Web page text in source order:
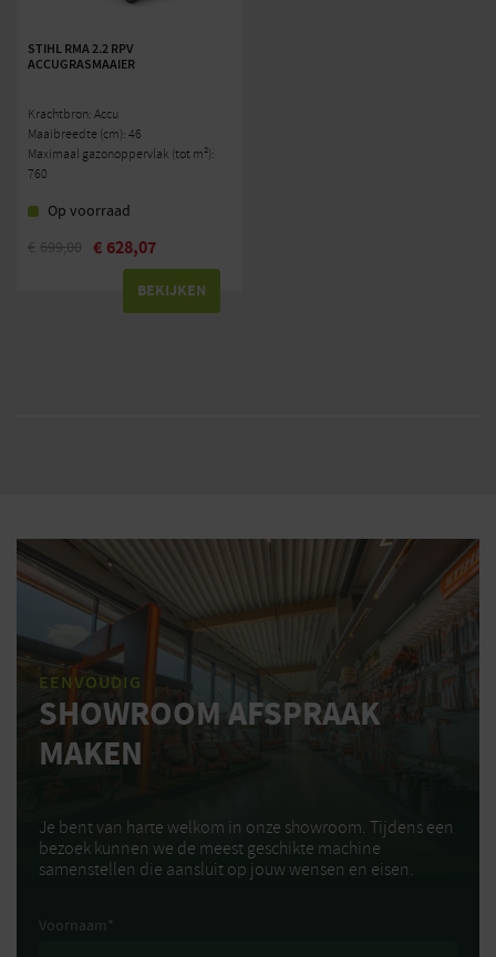
STIHL RMA 2.2 RPV
ACCUGRASMAAIER
Krachtbron: Accu
Maaibreedte (cm): 46
Maximaal gazonoppervlak (tot m²):
760
Op voorraad
€ 699,00 € 628,07
BEKIJKEN
EENVOUDIG
SHOWROOM AFSPRAAK
MAKEN
Je bent van harte welkom in onze showroom. Tijdens een
bezoek kunnen we de meest geschikte machine
samenstellen die aansluit op jouw wensen en eisen.
Voornaam *